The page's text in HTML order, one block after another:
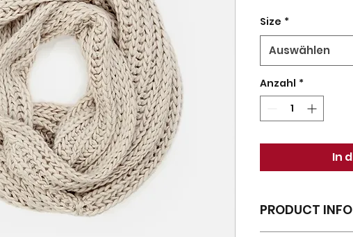
Size *
Auswählen
Anzahl *
In
PRODUCT INFO